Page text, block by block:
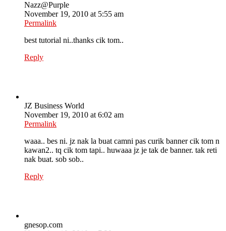
Nazz@Purple
November 19, 2010 at 5:55 am
Permalink
best tutorial ni..thanks cik tom..
Reply
JZ Business World
November 19, 2010 at 6:02 am
Permalink
waaa.. bes ni. jz nak la buat camni pas curik banner cik tom n
kawan2.. tq cik tom tapi.. huwaaa jz je tak de banner. tak reti
nak buat. sob sob..
Reply
gnesop.com